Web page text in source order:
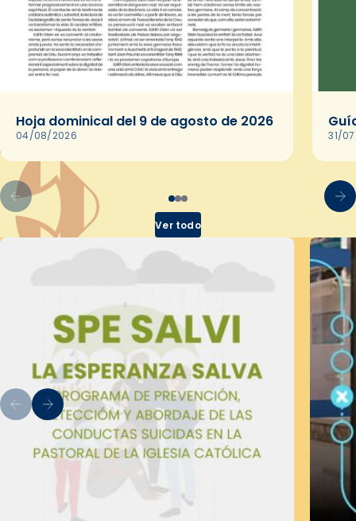
Hoja dominical del 9 de agosto de 2026
04/08/2026 31/
Ver todo